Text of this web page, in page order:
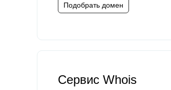
Подобрать домен
Сервис Whois